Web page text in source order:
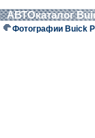
АВТОкаталог
Фотографии Buick